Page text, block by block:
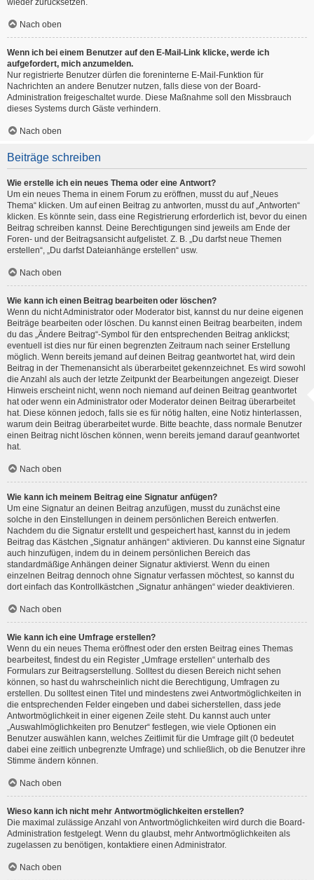
wieder zurücksetzen.
Nach oben
Wenn ich bei einem Benutzer auf den E-Mail-Link klicke, werde ich
aufgefordert, mich anzumelden.
Nur registrierte Benutzer dürfen die foreninterne E-Mail-Funktion für
Nachrichten an andere Benutzer nutzen, falls diese von der Board-
Administration freigeschaltet wurde. Diese Maßnahme soll den Missbrauch
dieses Systems durch Gäste verhindern.
Nach oben
Beiträge schreiben
Wie erstelle ich ein neues Thema oder eine Antwort?
Um ein neues Thema in einem Forum zu eröffnen, musst du auf „Neues
Thema“ klicken. Um auf einen Beitrag zu antworten, musst du auf „Antworten“
klicken. Es könnte sein, dass eine Registrierung erforderlich ist, bevor du einen
Beitrag schreiben kannst. Deine Berechtigungen sind jeweils am Ende der
Foren- und der Beitragsansicht aufgelistet. Z. B. „Du darfst neue Themen
erstellen“, „Du darfst Dateianhänge erstellen“ usw.
Nach oben
Wie kann ich einen Beitrag bearbeiten oder löschen?
Wenn du nicht Administrator oder Moderator bist, kannst du nur deine eigenen
Beiträge bearbeiten oder löschen. Du kannst einen Beitrag bearbeiten, indem
du das „Ändere Beitrag“-Symbol für den entsprechenden Beitrag anklickst;
eventuell ist dies nur für einen begrenzten Zeitraum nach seiner Erstellung
möglich. Wenn bereits jemand auf deinen Beitrag geantwortet hat, wird dein
Beitrag in der Themenansicht als überarbeitet gekennzeichnet. Es wird sowohl
die Anzahl als auch der letzte Zeitpunkt der Bearbeitungen angezeigt. Dieser
Hinweis erscheint nicht, wenn noch niemand auf deinen Beitrag geantwortet
hat oder wenn ein Administrator oder Moderator deinen Beitrag überarbeitet
hat. Diese können jedoch, falls sie es für nötig halten, eine Notiz hinterlassen,
warum dein Beitrag überarbeitet wurde. Bitte beachte, dass normale Benutzer
einen Beitrag nicht löschen können, wenn bereits jemand darauf geantwortet
hat.
Nach oben
Wie kann ich meinem Beitrag eine Signatur anfügen?
Um eine Signatur an deinen Beitrag anzufügen, musst du zunächst eine
solche in den Einstellungen in deinem persönlichen Bereich entwerfen.
Nachdem du die Signatur erstellt und gespeichert hast, kannst du in jedem
Beitrag das Kästchen „Signatur anhängen“ aktivieren. Du kannst eine Signatur
auch hinzufügen, indem du in deinem persönlichen Bereich das
standardmäßige Anhängen deiner Signatur aktivierst. Wenn du einen
einzelnen Beitrag dennoch ohne Signatur verfassen möchtest, so kannst du
dort einfach das Kontrollkästchen „Signatur anhängen“ wieder deaktivieren.
Nach oben
Wie kann ich eine Umfrage erstellen?
Wenn du ein neues Thema eröffnest oder den ersten Beitrag eines Themas
bearbeitest, findest du ein Register „Umfrage erstellen“ unterhalb des
Formulars zur Beitragserstellung. Solltest du diesen Bereich nicht sehen
können, so hast du wahrscheinlich nicht die Berechtigung, Umfragen zu
erstellen. Du solltest einen Titel und mindestens zwei Antwortmöglichkeiten in
die entsprechenden Felder eingeben und dabei sicherstellen, dass jede
Antwortmöglichkeit in einer eigenen Zeile steht. Du kannst auch unter
„Auswahlmöglichkeiten pro Benutzer“ festlegen, wie viele Optionen ein
Benutzer auswählen kann, welches Zeitlimit für die Umfrage gilt (0 bedeutet
dabei eine zeitlich unbegrenzte Umfrage) und schließlich, ob die Benutzer ihre
Stimme ändern können.
Nach oben
Wieso kann ich nicht mehr Antwortmöglichkeiten erstellen?
Die maximal zulässige Anzahl von Antwortmöglichkeiten wird durch die Board-
Administration festgelegt. Wenn du glaubst, mehr Antwortmöglichkeiten als
zugelassen zu benötigen, kontaktiere einen Administrator.
Nach oben